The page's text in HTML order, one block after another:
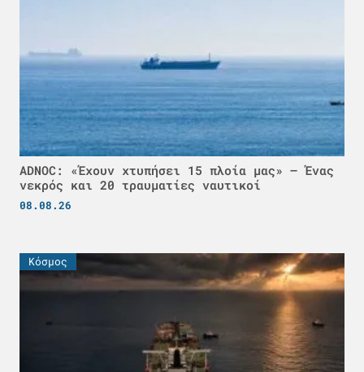
ADNOC: «Έχουν χτυπήσει 15 πλοία μας» – Ένας
νεκρός και 20 τραυματίες ναυτικοί
08.08.26
Κόσμος